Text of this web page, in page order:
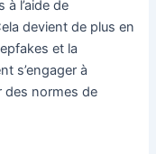
l’aide de
devient de plus en
et la
s’engager à
des normes de